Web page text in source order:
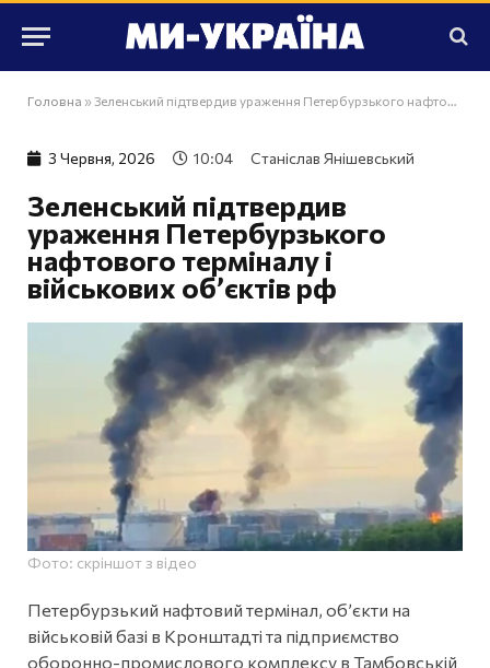
Головна » Зеленський підтвердив ураження Петербурзького нафтового терміналу і військових об’єктів рф
3 Червня, 2026 10:04 Станіслав Янішевський
Зеленський підтвердив
ураження Петербурзького
нафтового терміналу і
військових об’єктів рф
Фото: скріншот з відео
Петербурзький нафтовий термінал, об’єкти на
військовій базі в Кронштадті та підприємство
оборонно-промислового комплексу в Тамбовській